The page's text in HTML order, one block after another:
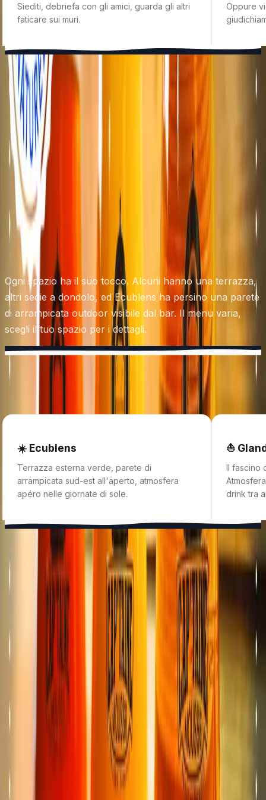
Siediti, debriefa con gli amici, guarda gli altri
faticare sui muri.
Oppure
COSA SI MANGIA?
Piccoli piatti,
grandi
piaceri.
Ogni spazio ha il suo tocco. Alcuni hanno una terrazza,
altri sedie a dondolo, ed Ecublens ha persino una parete
di arrampicata outdoor visibile dal bar. Il menu varia,
scegli il tuo spazio per i dettagli.
Ogni spazio,la sua vibe.
☀️ Ecublens
Terrazza esterna verde, parete di
arrampicata sud-est all'aperto, atmosfera
apéro nelle giornate di sole.
⛵
Il fascino
drink tra
TOTEM
Espace TOTEM situé à Meyrin (GE), près de Genève, du
Grand-Saconnex et du CERN.
★ Vedi il menu